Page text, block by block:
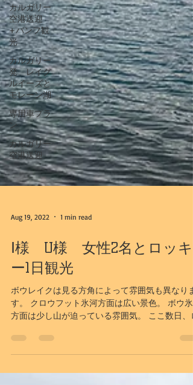
カルガリー
空港送迎
+バンフ観
光
カルガリー
発 レイク
ルイーズと
モレーン湖
専用車プラ
ン
カルガリー
空港送迎
Aug 19, 2022 1 min read
Ⅰ様 U様 女性2名とロッキ
ー1日観光
ボウレイクは見る方角によって雰囲気も異なりま
方面は少し山が迫っている雰囲気。 ここ数日、ロ
ッキーらしくない暑さのため、氷河の上の雪に